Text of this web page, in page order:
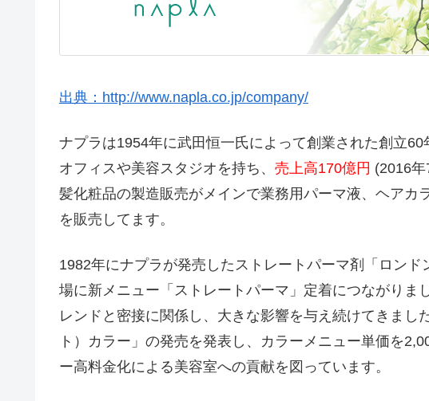
出典：http://www.napla.co.jp/company/
ナプラは1954年に武田恒一氏によって創業された創立
オフィスや美容スタジオを持ち、 売上高170億円 (2016
髪化粧品の製造販売がメインで業務用パーマ液、ヘアカ
を販売してます。
1982年にナプラが発売したストレートパーマ剤「ロン
場に新メニュー「ストレートパーマ」定着につながりま
レンドと密接に関係し、大きな影響を与え続けてきまし
ト）カラー」の発売を発表し、カラーメニュー単価を
ー高料金化による美容室への貢献を図っています。